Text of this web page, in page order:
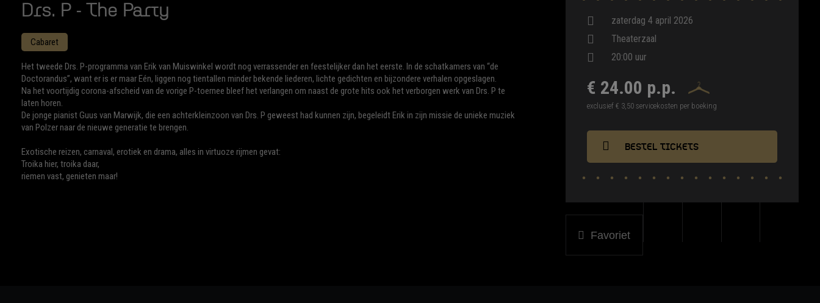
Drs. P - The Party
Cabaret
Het tweede Drs. P-programma van Erik van Muiswinkel wordt nog verrassender en feestelijker dan het eerste. In de schatkamers van “de
Doctorandus”, want er is er maar Eén, liggen nog tientallen minder bekende liederen, lichte gedichten en bijzondere verhalen opgeslagen.
Na het voortijdig corona-afscheid van de vorige P-toernee bleef het verlangen om naast de grote hits ook het verborgen werk van Drs. P te
laten horen.
De jonge pianist Guus van Marwijk, die een achterkleinzoon van Drs. P geweest had kunnen zijn, begeleidt Erik in zijn missie de unieke muziek
van Polzer naar de nieuwe generatie te brengen.
Exotische reizen, carnaval, erotiek en drama, alles in virtuoze rijmen gevat:
Troika hier, troika daar,
riemen vast, genieten maar!
zaterdag 4 april 2026
Theaterzaal
20:00 uur
€ 24.00 p.p.
exclusief € 3,50 servicekosten per boeking
BESTEL TICKETS
Favoriet